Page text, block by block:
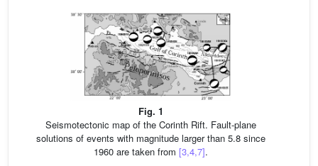
Fig. 1
Seismotectonic map of the Corinth Rift. Fault-plane
solutions of events with magnitude larger than 5.8 since
1960 are taken from [3,4,7].